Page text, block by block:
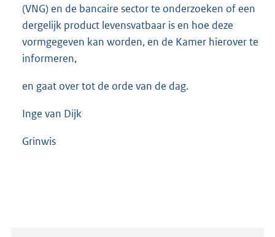
(VNG) en de bancaire sector te onderzoeken of een
dergelijk product levensvatbaar is en hoe deze
vormgegeven kan worden, en de Kamer hierover te
informeren,
en gaat over tot de orde van de dag.
Inge van Dijk
Grinwis